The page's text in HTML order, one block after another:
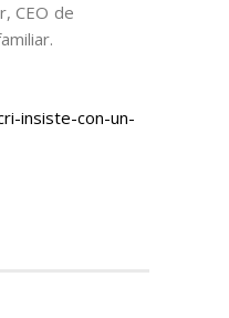
CEO de
insiste-con-un-